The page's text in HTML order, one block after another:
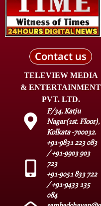
Contact us
TELEVIEW MEDIA
& ENTERTAINMENT
PVT. LTD.
F/34, Katju
Nagar(1st. Floor),
Kolkata -700032.
+91-9831 223 083
/ +91-9903 903
723
+91-9051 833 722
/ +91-9433 135
084